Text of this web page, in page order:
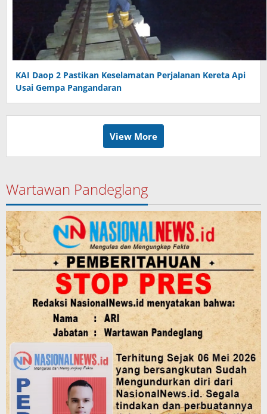
KAI Daop 2 Pastikan Keselamatan Perjalanan Kereta Api
Usai Gempa Pangandaran
View More
Wartawan Pandeglang